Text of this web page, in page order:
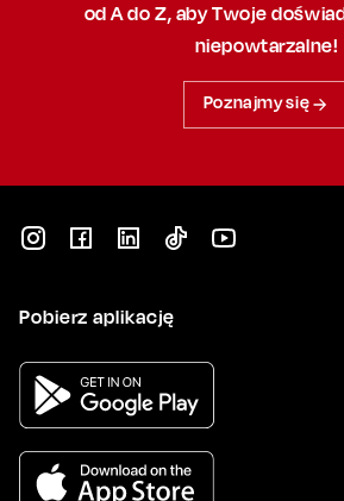
od A do Z, abyTwoje
niepowtarzalne!
Poznajmy się
Pobierz aplikację